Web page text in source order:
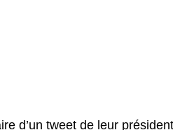
d’un tweet de leur